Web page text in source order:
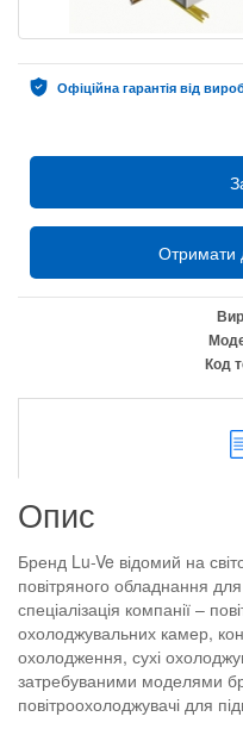
Офіційна гарантія від
Отримати
Код
Опис
Бренд Lu-Ve відомий на
повітряного обладнання
спеціалізація компанії –
охолоджувальних камер,
охолодження, сухі
затребуваними моделями
повітроохолоджувачі для